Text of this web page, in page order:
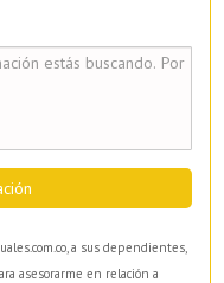
a sus dependientes,
asesorarme en relación a